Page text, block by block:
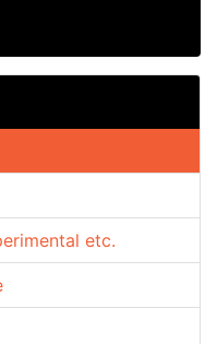
etc.